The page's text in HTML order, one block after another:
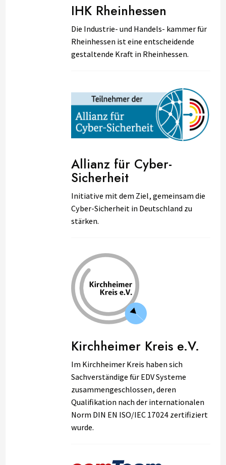
IHK Rheinhessen
Die Industrie- und Handels- kammer für
Rheinhessen ist eine entscheidende
gestaltende Kraft in Rheinhessen.
Allianz für Cyber-
Sicherheit
Initiative mit dem Ziel, gemeinsam die
Cyber-Sicherheit in Deutschland zu
stärken.
Kirchheimer Kreis e.V.
Im Kirchheimer Kreis haben sich
Sachverständige für EDV Systeme
zusammengeschlossen, deren
Qualifikation nach der internationalen
Norm DIN EN ISO/IEC 17024 zertifiziert
wurde.